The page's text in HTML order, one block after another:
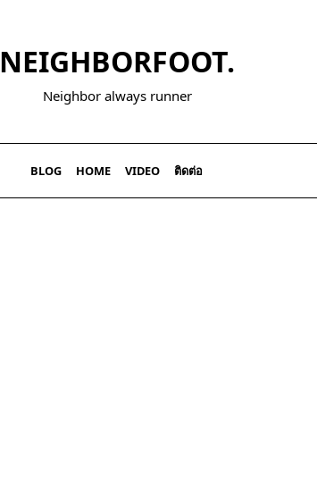
NEIGHBORFOOT.
Neighbor always runner
BLOG HOME VIDEO ติดต่อ